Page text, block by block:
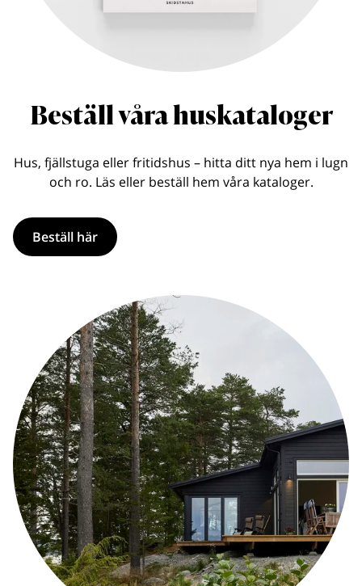
Beställ våra huskataloger
Hus, fjällstuga eller fritidshus – hitta ditt nya hem i lugn
och ro. Läs eller beställ hem våra kataloger.
Beställ här